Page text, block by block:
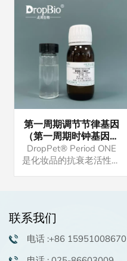
第一周期调节节律基因
（第一周期时钟基因）
调节生物钟
DropPet® Period ONE
是化妆品的抗衰老活性原
联系我们
电话 :+86 15951008670